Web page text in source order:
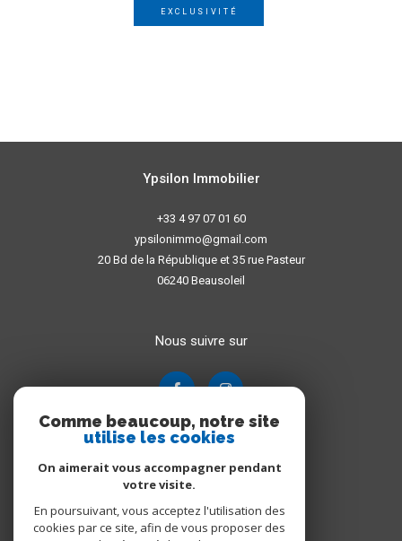
EXCLUSIVITÉ
Ypsilon Immobilier
+33 4 97 07 01 60
ypsilonimmo@gmail.com
20 Bd de la République et 35 rue Pasteur
06240
Beausoleil
Nous suivre sur
Adhérents
Comme beaucoup, notre site
utilise les cookies
On aimerait vous accompagner pendant
votre visite.
En poursuivant, vous acceptez l'utilisation des
cookies par ce site, afin de vous proposer des